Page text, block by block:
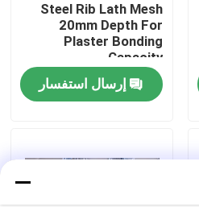
Steel Rib Lath Mesh
20mm Depth For
Plaster Bonding
Capacity
إرسال استفسار